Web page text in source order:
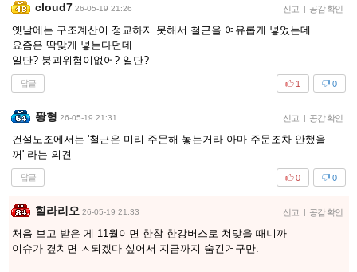
cloud7 26-05-19 21:26 신고 | 공감 확인
옛날에는 구조계산이 정교하지 못해서 철근을 여유롭게 넣었는데
요즘은 딱맞게 넣는다던데
일단? 붕괴위험이없어? 일단?
답글 0
1
퐝형 26-05-19 21:31 신고 | 공감 확인
건설노조에서는 '철근은 미리 주문해 놓는거라 아마 주문조차 안했을
꺼' 라는 의견
답글 0
0
힐라리오 26-05-19 21:33 신고 | 공감 확인
처음 보고 받은 게 11월이면 한참 한강버스로 쳐맞을 때니까
이슈가 곂치면 ㅈ되겠다 싶어서 지금까지 숨긴거구만.